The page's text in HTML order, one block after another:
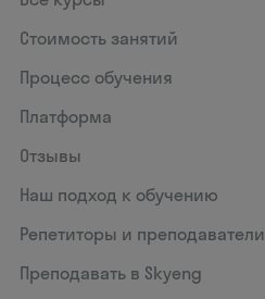
Стоимость занятий
Процесс обучения
Платформа
Отзывы
Наш подход к обучению
Репетиторы и преподаватели
Преподавать в Skyeng